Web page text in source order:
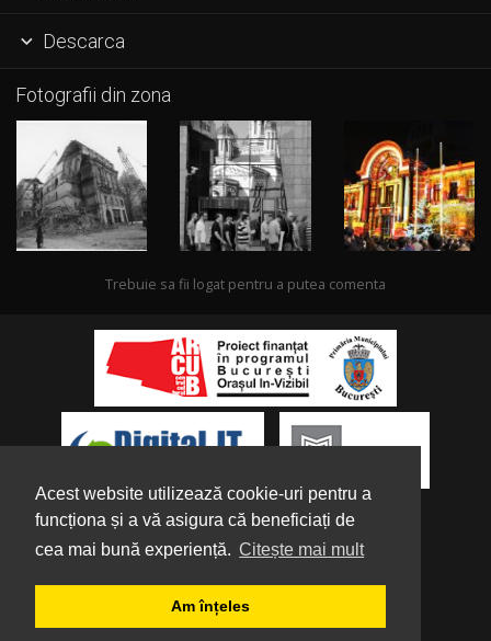
Acest website utilizează cookie-uri pentru a
funcționa și a vă asigura că beneficiați de
cea mai bună experiență. Citește mai mult
Am înțeles
 Descarca
Fotografii din zona
Trebuie sa fii logat pentru a putea comenta
Despre noi | Parteneri
Confidențialitate | Termeni și condiții | Tutorial